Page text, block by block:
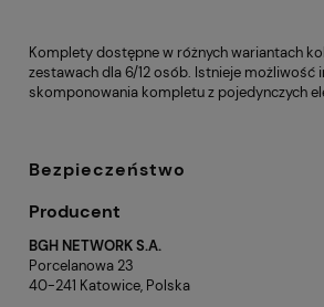
Komplety dostępne w różnych wariantach
zestawach dla 6/12 osób. Istnieje możliwość
skomponowania kompletu z pojedynczych
Bezpieczeństwo
Producent
BGH NETWORK S.A.
Porcelanowa 23
40-241 Katowice, Polska